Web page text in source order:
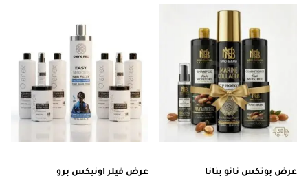
عرض بوتكس نانو بنانا عرض فيلر اونيكس برو